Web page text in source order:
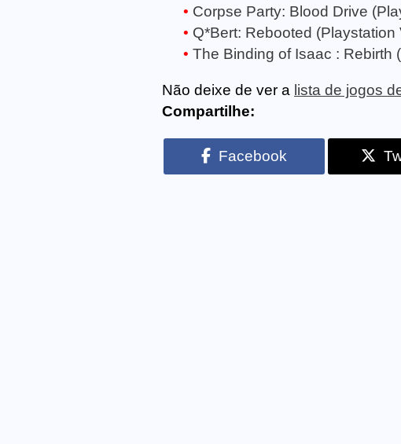
Corpse Party: Blood Drive
Q*Bert: Rebooted (Playstation
The Binding of Isaac : Rebirth
Não deixe de ver a lista de jogos
Compartilhe:
Facebook